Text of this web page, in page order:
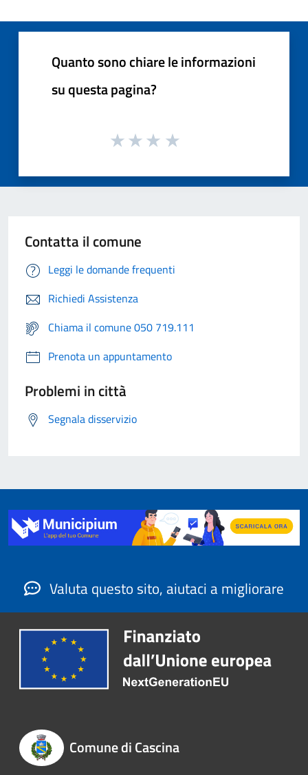
Quanto sono chiare le informazioni
su questa pagina?
Contatta il comune
Leggi le domande frequenti
Richiedi Assistenza
Chiama il comune 050 719.111
Prenota un appuntamento
Problemi in città
Segnala disservizio
Valuta questo sito, aiutaci a migliorare
Comune di Cascina